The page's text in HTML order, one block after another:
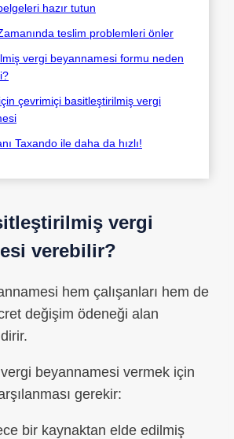
hazır tutun
teslim problemleri önler
vergi beyannamesi formu neden
çevrimiçi basitleştirilmiş vergi
Taxando ile daha da hızlı!
vergi
verebilir?
hem çalışanları hem de
değişim ödeneği alan
beyannamesi vermek için
gerekir:
bir kaynaktan elde edilmiş